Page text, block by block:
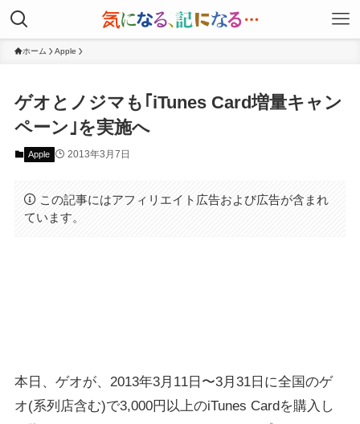
ホーム Apple
ゲオとノジマも｢iTunes Card増量キャン
ペーン｣を実施へ
Apple 2013年3月7日
この記事にはアフィリエイト広告および広告が含まれ
ています。
本日、ゲオが、2013年3月11日〜3月31日に全国のゲ
オ(系列店含む)で3,000円以上のiTunes Cardを購入し